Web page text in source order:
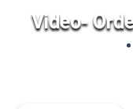
Video-